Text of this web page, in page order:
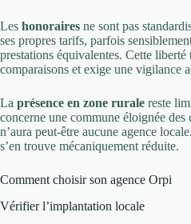
Les honoraires ne sont pas
ses propres tarifs, parfois
prestations équivalentes. Cette
comparaisons et exige une vigilance
La présence en zone rurale reste
concerne une commune éloignée des
n’aura peut-être aucune agence
s’en trouve mécaniquement réduite.
Comment choisir son agence Orpi
Vérifier l’implantation locale